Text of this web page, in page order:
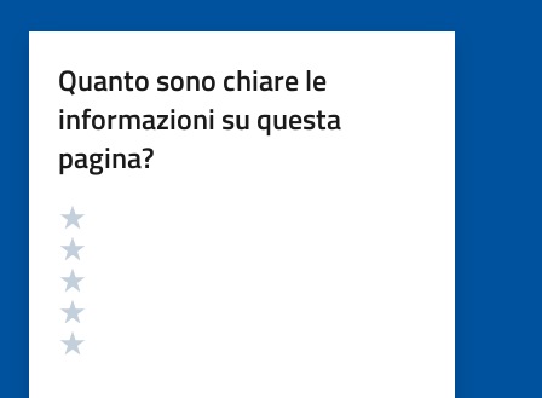
Quanto sono chiare le
informazioni su questa
pagina?
Valutazione